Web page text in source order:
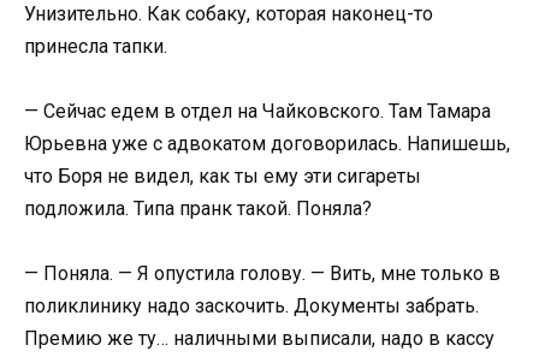
Унизительно. Как собаку, которая наконец-то
принесла тапки.
— Сейчас едем в отдел на Чайковского. Там Тамара
Юрьевна уже с адвокатом договорилась. Напишешь,
что Боря не видел, как ты ему эти сигареты
подложила. Типа пранк такой. Поняла?
— Поняла. — Я опустила голову. — Вить, мне только в
поликлинику надо заскочить. Документы забрать.
Премию же ту… наличными выписали, надо в кассу